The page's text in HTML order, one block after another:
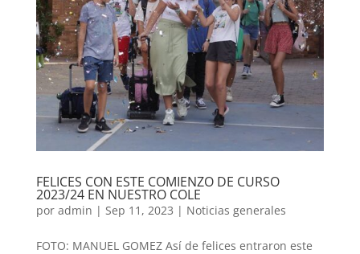
FELICES CON ESTE COMIENZO DE CURSO
2023/24 EN NUESTRO COLE
por admin | Sep 11, 2023 | Noticias generales
FOTO: MANUEL GOMEZ Así de felices entraron este